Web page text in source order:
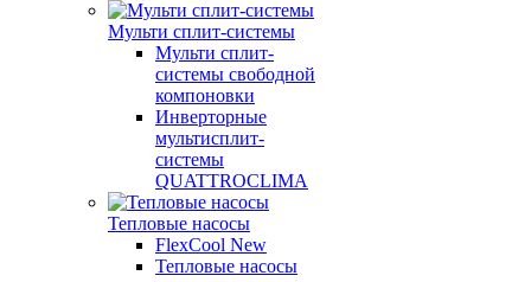
Мульти сплит-системы
Мульти сплит-
системы свободной
компоновки
Инверторные
мультисплит-
системы
QUATTROCLIMA
Тепловые насосы
FlexCool New
Тепловые насосы